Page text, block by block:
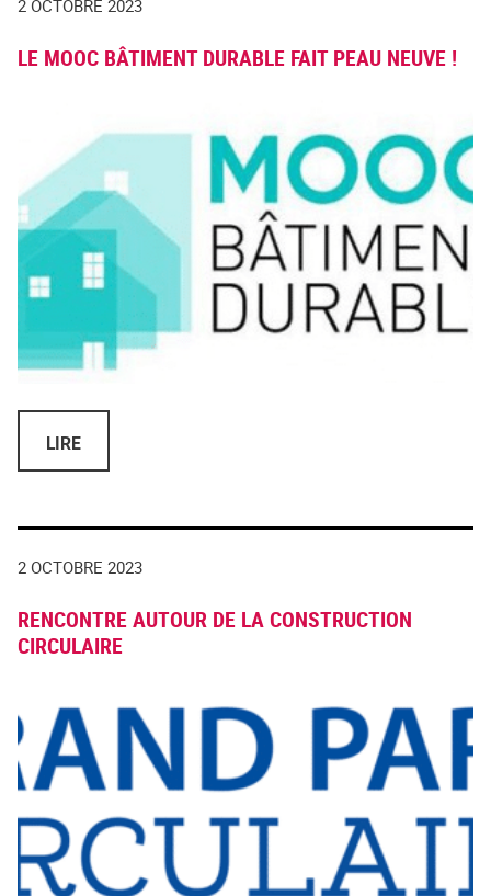
2 OCTOBRE 2023
LE MOOC BÂTIMENT DURABLE FAIT PEAU NEUVE !
LIRE
2 OCTOBRE 2023
RENCONTRE AUTOUR DE LA CONSTRUCTION
CIRCULAIRE